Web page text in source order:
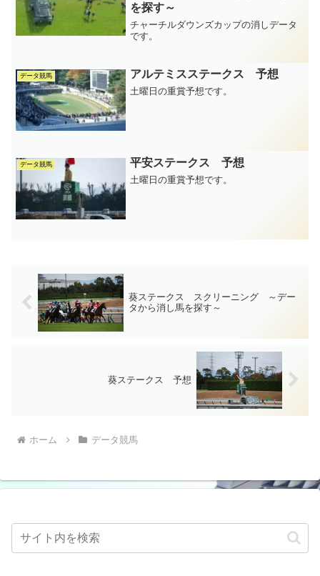
を探す～
チャーチルダウンズカップの消しデータ
です。
データ競馬 アルテミスステークス 予想
土曜日の重賞予想です。
データ競馬 平安ステークス 予想
土曜日の重賞予想です。
葵ステークス スクリーニング ～デー
タから消し馬を探す～
葵ステークス 予想
ホーム データ競馬